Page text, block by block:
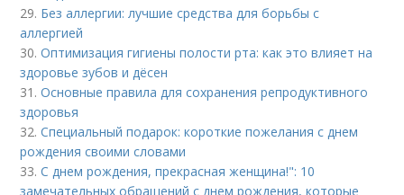
29. Без аллергии: лучшие средства для борьбы с
аллергией
30.Оптимизация гигиены полости рта: как это влияет на
здоровье зубов и дёсен
31.Основные правила для сохранения репродуктивного
здоровья
32.Специальный подарок: короткие пожелания с днем
рождения своими словами
33.С днем рождения, прекрасная женщина!": 10
замечательных обращений с днем рождения, которые